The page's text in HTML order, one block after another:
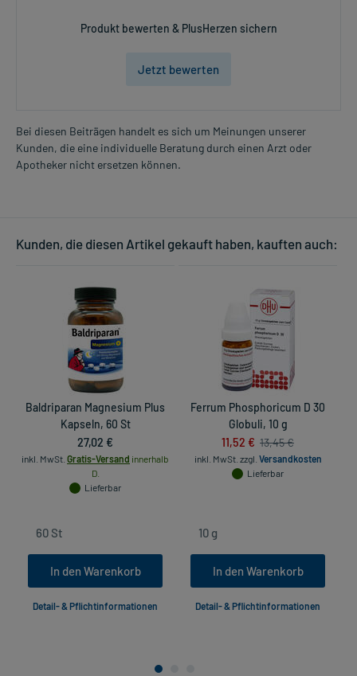
Produkt bewerten & PlusHerzen sichern
Jetzt bewerten
Bei diesen Beiträgen handelt es sich um Meinungen unserer
Kunden, die eine individuelle Beratung durch einen Arzt oder
Apotheker nicht ersetzen können.
Kunden, die diesen Artikel gekauft haben, kauften auch:
Baldriparan Magnesium Plus
Kapseln, 60 St
27,02 €
inkl. MwSt. Gratis-Versand innerhalb
D.
Lieferbar
In den Warenkorb
Detail- & Pflichtinformationen
Ferrum Phosphoricum D 30
Globuli, 10 g
11,52 € 13,45 €
inkl. MwSt. zzgl. Versandkosten
Lieferbar
In den Warenkorb
Detail- & Pflichtinformationen